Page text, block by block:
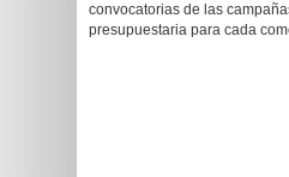
convocatorias de las
presupuestaria para cada